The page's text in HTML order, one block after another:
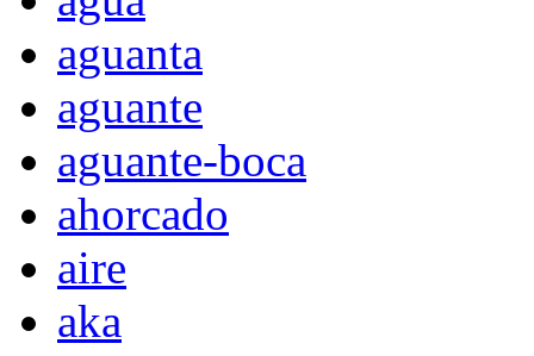
aguanta
aguante
aguante-boca
ahorcado
aire
aka